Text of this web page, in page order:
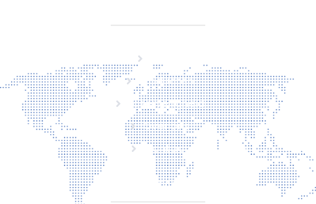
Producten
Laserveiligheid
Over ons
Contact
CONTACT